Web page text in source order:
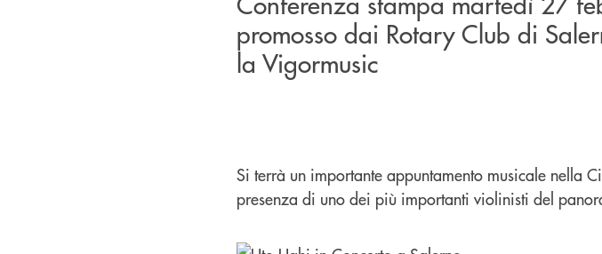
promosso dai Rotary Club di
la Vigormusic
Si terrà un importante appuntamento musicale nella
presenza di uno dei più importanti violinisti del